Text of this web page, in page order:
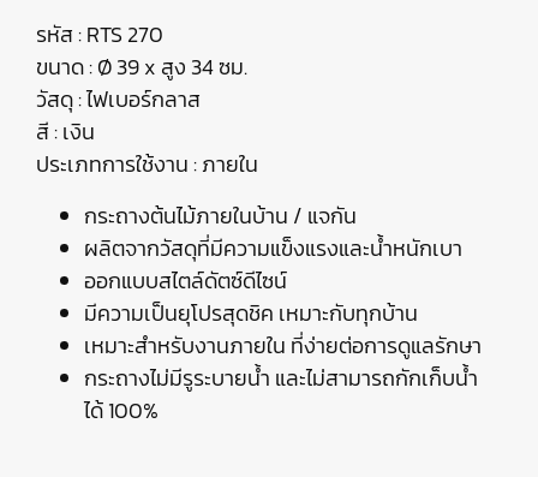
รหัส : RTS 270
ขนาด : Ø 39 x สูง 34 ซม.
วัสดุ : ไฟเบอร์กลาส
สี : เงิน
ประเภทการใช้งาน : ภายใน
กระถางต้นไม้ภายในบ้าน / แจกัน
ผลิตจากวัสดุที่มีความแข็งแรงและน้ำหนักเบา
ออกแบบสไตล์ดัตซ์ดีไซน์
มีความเป็นยุโปรสุดชิค เหมาะกับทุกบ้าน
เหมาะสำหรับงานภายใน ที่ง่ายต่อการดูแลรักษา
กระถางไม่มีรูระบายน้ำ และไม่สามารถกักเก็บน้ำ
ได้ 100%